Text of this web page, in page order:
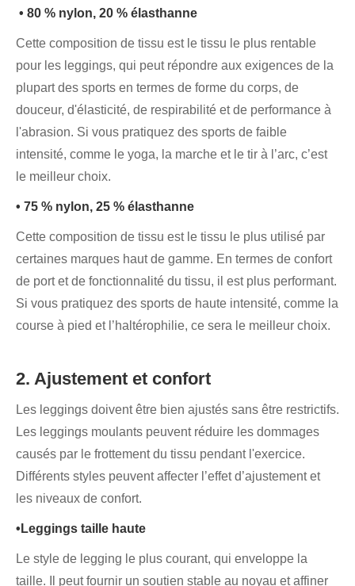
• 80 % nylon, 20 % élasthanne
Cette composition de tissu est le tissu le plus rentable
pour les leggings, qui peut répondre aux exigences de la
plupart des sports en termes de forme du corps, de
douceur, d'élasticité, de respirabilité et de performance à
l'abrasion. Si vous pratiquez des sports de faible
intensité, comme le yoga, la marche et le tir à l’arc, c’est
le meilleur choix.
• 75 % nylon, 25 % élasthanne
Cette composition de tissu est le tissu le plus utilisé par
certaines marques haut de gamme. En termes de confort
de port et de fonctionnalité du tissu, il est plus performant.
Si vous pratiquez des sports de haute intensité, comme la
course à pied et l’haltérophilie, ce sera le meilleur choix.
2. Ajustement et confort
Les leggings doivent être bien ajustés sans être restrictifs.
Les leggings moulants peuvent réduire les dommages
causés par le frottement du tissu pendant l'exercice.
Différents styles peuvent affecter l’effet d’ajustement et
les niveaux de confort.
•Leggings taille haute
Le style de legging le plus courant, qui enveloppe la
taille. Il peut fournir un soutien stable au noyau et affiner